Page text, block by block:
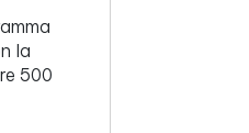
la
500